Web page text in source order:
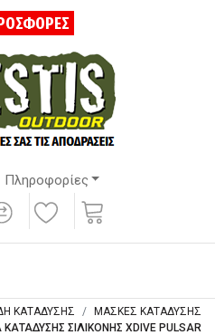
Πληροφορίες
ΚΑΤΑΔΥΣΗΣ
ΜΑΣΚΕΣ ΚΑΤΑΔΥΣΗΣ
ΣΙΛΙΚΟΝΗΣ XDIVE PULSAR